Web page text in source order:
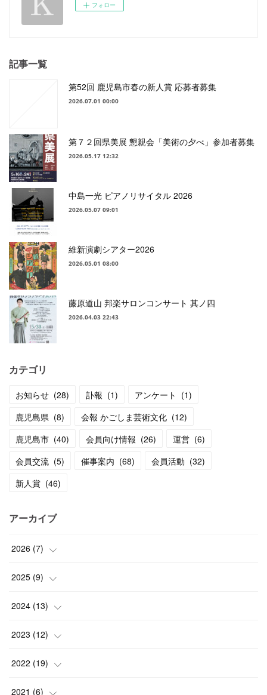
フォロー
記事一覧
第52回 鹿児島市春の新人賞 応募者募集
2026.07.01 00:00
第７２回県美展 懇親会「美術の夕べ」参加者募集
2026.05.17 12:32
中島一光 ピアノリサイタル 2026
2026.05.07 09:01
維新演劇シアター2026
2026.05.01 08:00
藤原道山 邦楽サロンコンサート 其ノ四
2026.04.03 22:43
カテゴリ
お知らせ (28) 訃報 (1) アンケート (1)
鹿児島県 (8) 会報 かごしま芸術文化 (12)
鹿児島市 (40) 会員向け情報 (26) 運営 (6)
会員交流 (5) 催事案内 (68) 会員活動 (32)
新人賞 (46)
アーカイブ
2026 (7)
(1
(3)
(2)
(1)
2025 (9)
(1)
(3)
(1)
(4
2024 (13)
(1)
(5)
(1
2023 (12)
(2)
(1
2022 (19)
(2
2021 (6)